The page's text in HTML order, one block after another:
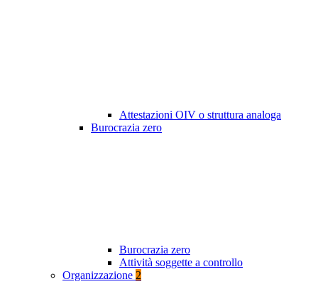
Attestazioni OIV o struttura analoga
Burocrazia zero
Burocrazia zero
Attività soggette a controllo
Organizzazione 2